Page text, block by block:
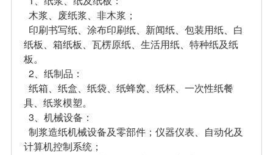
木浆、废纸浆、非木浆；
印刷书写纸、涂布印刷纸、新闻纸、包装用纸、白
纸板、箱纸板、瓦楞原纸、生活用纸、特种纸及纸
板。
2、纸制品：
纸箱、纸盒、纸袋、纸蜂窝、纸杯、一次性纸餐
具、纸浆模塑。
3、机械设备：
制浆造纸机械设备及零部件；仪器仪表、自动化及
计算机控制系统；